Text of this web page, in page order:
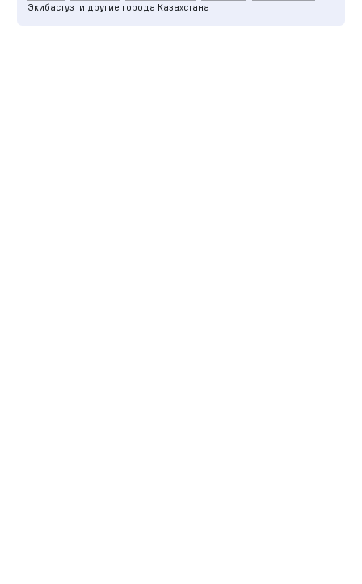
Экибастуз и другие города Казахстана